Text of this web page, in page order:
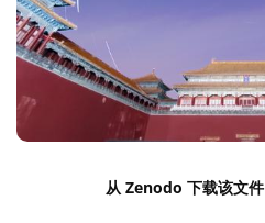
从 Zenodo 下载该文件